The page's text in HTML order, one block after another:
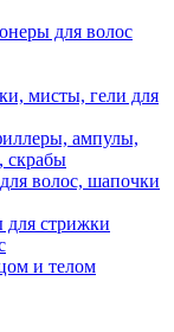
для волос
мисты, гели для
ампулы,
скрабы
волос, шапочки
стрижки
и телом